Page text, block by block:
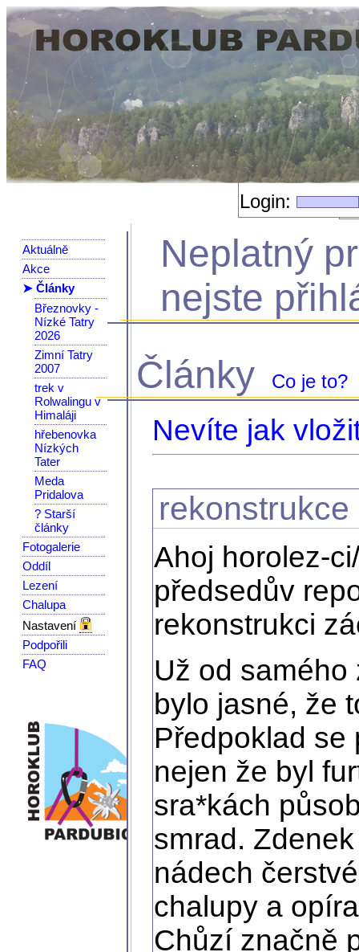
Login:
Aktuálně
Akce
➤ Články
Březnovky -
Nízké Tatry
2026
Zimní Tatry
2007
trek v
Rolwalingu v
Himaláji
hřebenovka
Nízkých
Tater
Meda
Pridalova
? Starší
články
Fotogalerie
Oddíl
Lezení
Chalupa
Nastavení
Podpořili
FAQ
Neplatný
nejste
Články
Co je to?
Nevíte jak
Ahoj horolez-
předsedův
rekonstrukci
Už od
bylo jasné, že
Předpoklad se
nejen že byl
sra*kách
smrad.
nádech
chalupy a
Chůzí značně